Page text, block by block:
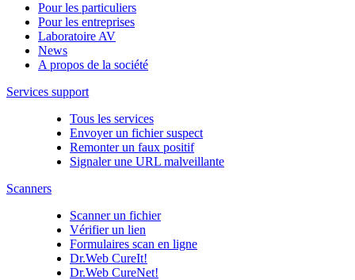
Pour les particuliers
Pour les entreprises
Laboratoire AV
News
A propos de la société
Services support
Tous les services
Envoyer un fichier suspect
Remonter un faux positif
Signaler une URL malveillante
Scanners
Scanner un fichier
Vérifier un lien
Formulaires scan en ligne
Dr.Web CureIt!
Dr.Web CureNet!